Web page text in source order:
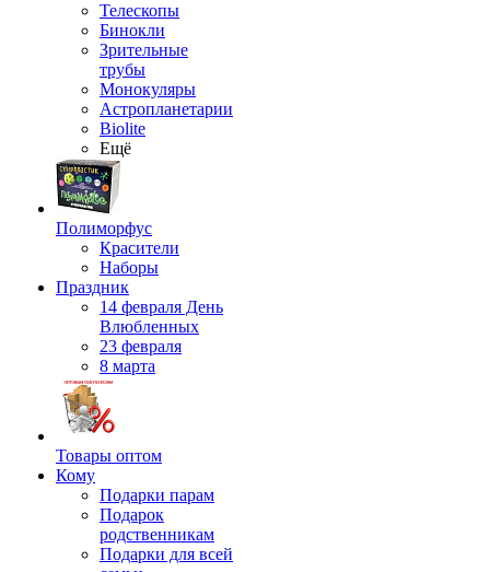
Телескопы
Бинокли
Зрительные
трубы
Монокуляры
Астропланетарии
Biolite
Ещё
Полиморфус
Красители
Наборы
Праздник
14 февраля День
Влюбленных
23 февраля
8 марта
Товары оптом
Кому
Подарки парам
Подарок
родственникам
Подарки для всей